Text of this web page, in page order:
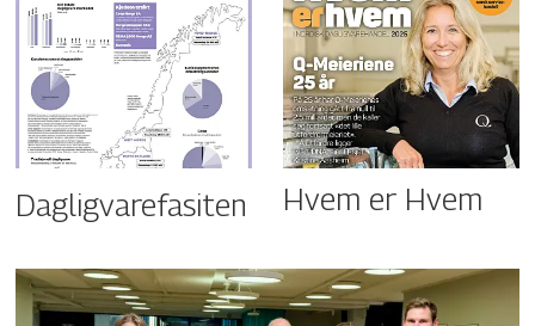
Dagligvarefasiten Hvem er Hvem